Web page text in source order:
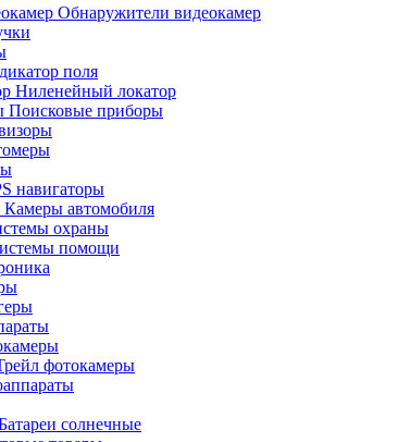
Обнаружители видеокамер
поля
Ниленейный локатор
Поисковые приборы
навигаторы
Камеры автомобиля
охраны
помощи
фотокамеры
солнечные